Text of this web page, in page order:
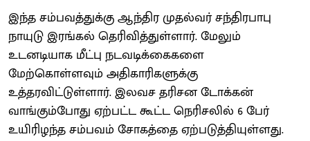
இந்த சம்பவத்துக்கு ஆந்திர முதல்வர் சந்திரபாபு
நாயுடு இரங்கல் தெரிவித்துள்ளார். மேலும்
உடனடியாக மீட்பு நடவடிக்கைகளை
மேற்கொள்ளவும் அதிகாரிகளுக்கு
உத்தரவிட்டுள்ளார். இலவச தரிசன டோக்கன்
வாங்கும்போது ஏற்பட்ட கூட்ட நெரிசலில் 6 பேர்
உயிரிழந்த சம்பவம் சோகத்தை ஏற்படுத்தியுள்ளது.